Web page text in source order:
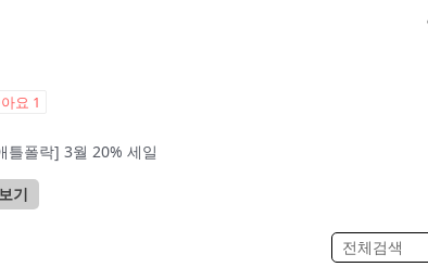
요 1
틀폴락] 3월 20% 세일
기